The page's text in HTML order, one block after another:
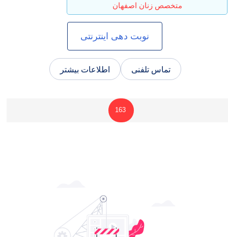
متخصص زنان اصفهان
نوبت دهی اینترنتی
تماس تلفنی اطلاعات بیشتر